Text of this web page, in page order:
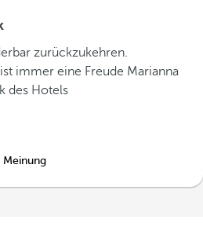
zurückzukehren.
immer eine Freude Marianna
des Hotels
Meinung